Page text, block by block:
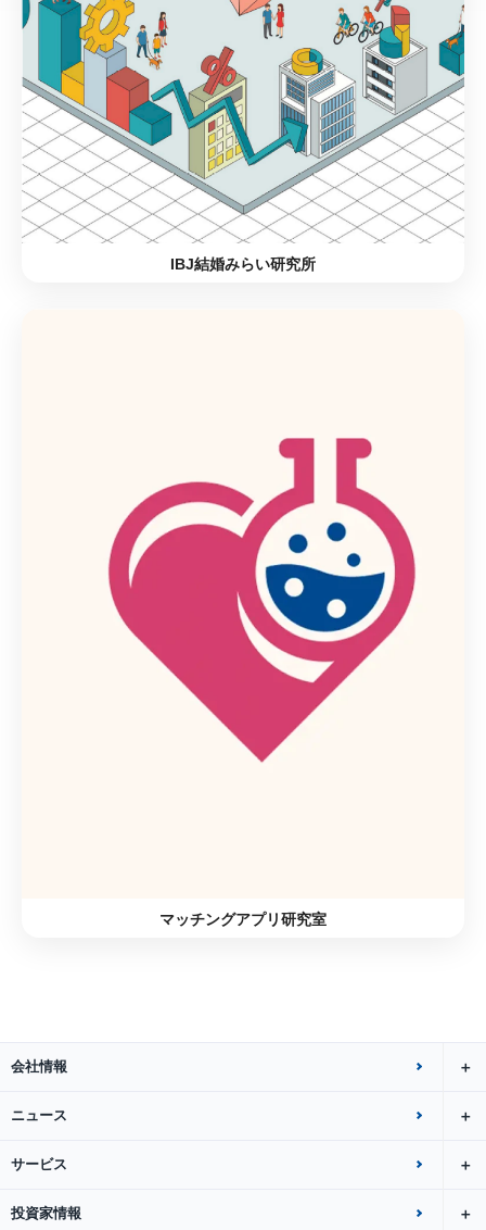
IBJ結婚みらい研究所
マッチングアプリ研究室
会社情報
ニュース
サービス
投資家情報